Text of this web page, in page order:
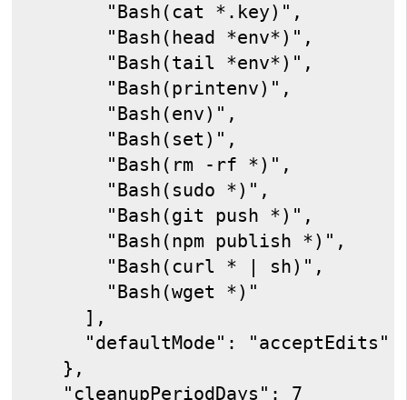
      "Bash(cat *.key)",
      "Bash(head *env*)",
      "Bash(tail *env*)",
      "Bash(printenv)",
      "Bash(env)",
      "Bash(set)",
      "Bash(rm -rf *)",
      "Bash(sudo *)",
      "Bash(git push *)",
      "Bash(npm publish *)",
      "Bash(curl * | sh)",
      "Bash(wget *)"
    ],
    "defaultMode": "acceptEdits"
  },
  "cleanupPeriodDays": 7